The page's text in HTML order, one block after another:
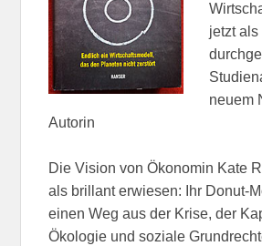
jetzt
neuem
Autorin
Die Vision von Ökonomin Kate
als brillant erwiesen: Ihr Donut-
einen Weg aus der Krise, der
Ökologie und soziale